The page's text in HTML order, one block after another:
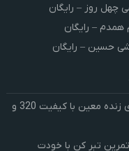
چهل روز – رایگان
همدم – رایگان
حسین – رایگان
کنسرت صوتی معین لایو | آرشیو کامل اجرای زنده معین با کیفیت 320 و
تبر کن با خودت